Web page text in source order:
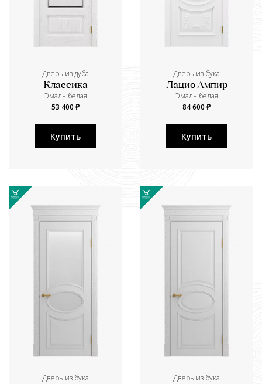
Дверь из дуба
Классика
Эмаль белая
53 400 ₽
Купить
Дверь из бука
Лацио Ампир
Эмаль белая
84 600 ₽
Купить
Дверь из бука Дверь из бука